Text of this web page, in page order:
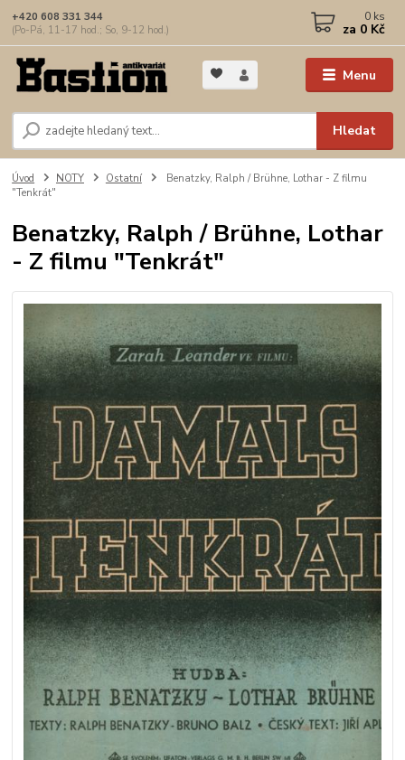
Menu
Hledat
+420 608 331 344
(Po-Pá, 11-17 hod.; So, 9-12 hod.)
0 ks
za 0 Kč
Úvod NOTY Ostatní
Benatzky, Ralph / Brühne, Lothar - Z filmu
"Tenkrát"
Benatzky, Ralph / Brühne, Lothar
- Z filmu "Tenkrát"